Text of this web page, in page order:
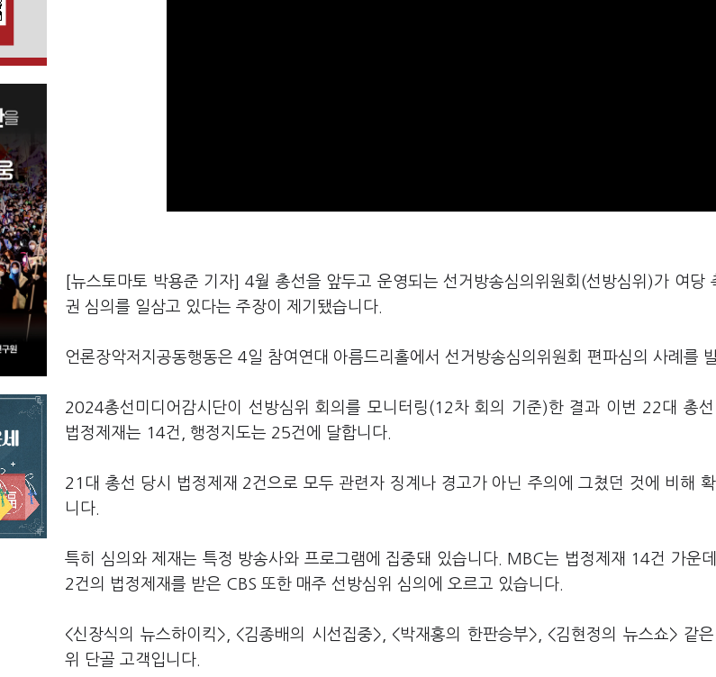
[뉴스토마토 박용준 기자] 4월 총선을 앞두고 운영되는 선거방송심의위원회(선방심위)가 여당
권 심의를 일삼고 있다는 주장이 제기됐습니다.
언론장악저지공동행동은 4일 참여연대 아름드리홀에서 선거방송심의위원회 편파심의 사례를
2024총선미디어감시단이 선방심위 회의를 모니터링(12차 회의 기준)한 결과 이번 22대 총
법정제재는 14건, 행정지도는 25건에 달합니다.
21대 총선 당시 법정제재 2건으로 모두 관련자 징계나 경고가 아닌 주의에 그쳤던 것에 비해
니다.
특히 심의와 제재는 특정 방송사와 프로그램에 집중돼 있습니다. MBC는 법정제재 14건 가운데
2건의 법정제재를 받은 CBS 또한 매주 선방심위 심의에 오르고 있습니다.
<신장식의 뉴스하이킥>, <김종배의 시선집중>, <박재홍의 한판승부>, <김현정의 뉴스쇼> 같
위 단골 고객입니다.